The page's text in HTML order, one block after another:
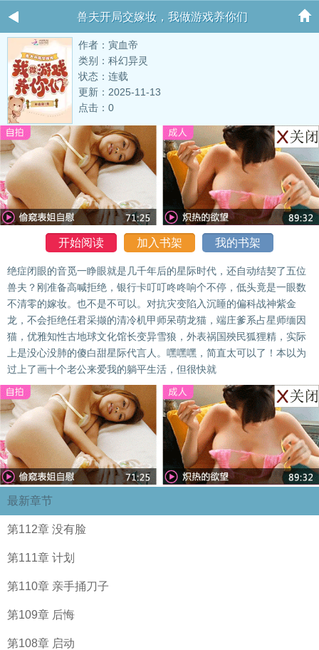
兽夫开局交嫁妆，我做游戏养你们
作者：寅血帝
类别：科幻异灵
状态：连载
更新：2025-11-13
点击：0
开始阅读 加入书架 我的书架
绝症闭眼的音觅一睁眼就是几千年后的星际时代，还自动结契了五位
兽夫？刚准备高喊拒绝，银行卡叮叮咚咚响个不停，低头竟是一眼数
不清零的嫁妆。也不是不可以。对抗灾变陷入沉睡的偏科战神紫金
龙，不会拒绝任君采撷的清冷机甲师呆萌龙猫，端庄爹系占星师缅因
猫，优雅知性古地球文化馆长变异雪狼，外表祸国殃民狐狸精，实际
上是没心没肺的傻白甜星际代言人。嘿嘿嘿，简直太可以了！本以为
过上了画十个老公来爱我的躺平生活，但很快就
最新章节
第112章 没有脸
第111章 计划
第110章 亲手捅刀子
第109章 后悔
第108章 启动